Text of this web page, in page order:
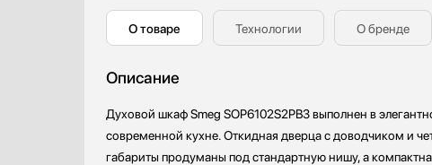
Проф. аксессуары
Профессиональные ледогенераторы
Пылесосы
Смесители
О товаре Технологии О бренде
Описание
Духовой шкаф Smeg SOP6102S2PB3 выполнен в
современной кухне. Откидная дверца с доводчиком и
габариты продуманы под стандартную нишу, а